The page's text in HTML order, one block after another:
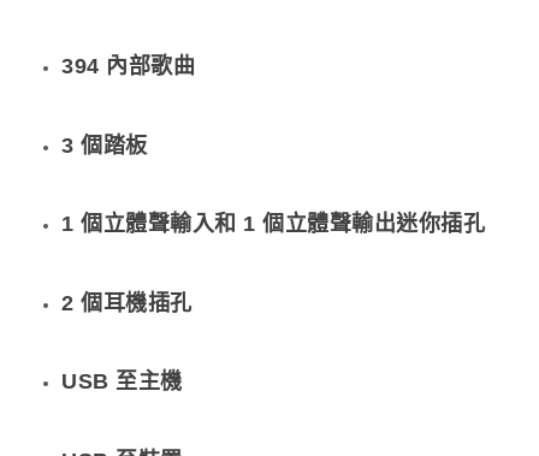
394 內部歌曲
3 個踏板
1 個立體聲輸入和 1 個立體聲輸出迷你插孔
2 個耳機插孔
USB 至主機